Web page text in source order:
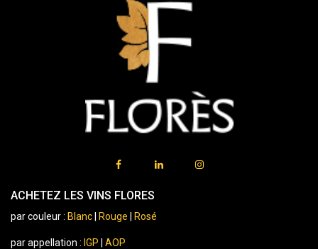
ACHETEZ LES VINS FLORES
par couleur : Blanc Rouge Rosé
par appellation : IGP AOP